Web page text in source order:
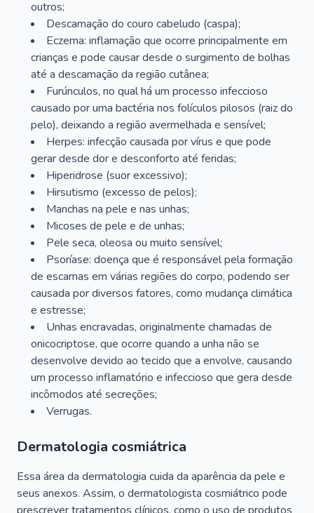
outros;
Descamação do couro cabeludo (caspa);
Eczema: inflamação que ocorre principalmente em
crianças e pode causar desde o surgimento de bolhas
até a descamação da região cutânea;
Furúnculos, no qual há um processo infeccioso
causado por uma bactéria nos folículos pilosos (raiz do
pelo), deixando a região avermelhada e sensível;
Herpes: infecção causada por vírus e que pode
gerar desde dor e desconforto até feridas;
Hiperidrose (suor excessivo);
Hirsutismo (excesso de pelos);
Manchas na pele e nas unhas;
Micoses de pele e de unhas;
Pele seca, oleosa ou muito sensível;
Psoríase: doença que é responsável pela formação
de escamas em várias regiões do corpo, podendo ser
causada por diversos fatores, como mudança climática
e estresse;
Unhas encravadas, originalmente chamadas de
onicocriptose, que ocorre quando a unha não se
desenvolve devido ao tecido que a envolve, causando
um processo inflamatório e infeccioso que gera desde
incômodos até secreções;
Verrugas.
Dermatologia cosmiátrica
Essa área da dermatologia cuida da aparência da pele e
seus anexos. Assim, o dermatologista cosmiátrico pode